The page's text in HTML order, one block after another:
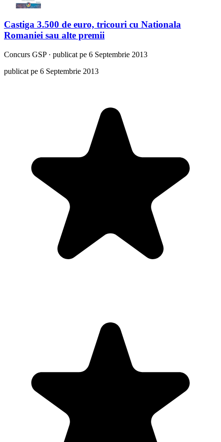
Castiga 3.500 de euro, tricouri cu Nationala
Romaniei sau alte premii
Concurs GSP· publicat pe 6 Septembrie 2013
publicat pe 6 Septembrie 2013